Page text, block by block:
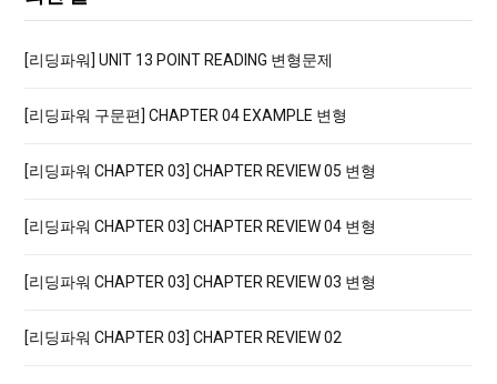
c
r
[리딩파워] UNIT 13 POINT READING 변형문제
[리딩파워 구문편] CHAPTER 04 EXAMPLE 변형
[리딩파워 CHAPTER 03] CHAPTER REVIEW 05 변형
[리딩파워 CHAPTER 03] CHAPTER REVIEW 04 변형
[리딩파워 CHAPTER 03] CHAPTER REVIEW 03 변형
[리딩파워 CHAPTER 03] CHAPTER REVIEW 02